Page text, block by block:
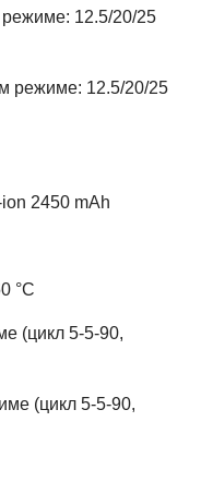
режиме: 12.5/20/25
режиме: 12.5/20/25
2450 mAh
°С
(цикл 5-5-90,
(цикл 5-5-90,